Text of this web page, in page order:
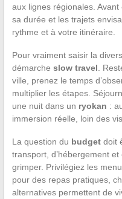
aux lignes régionales. Avant
sa durée et les trajets
rythme et à votre itinéraire.
Pour vraiment saisir la
démarche slow travel .
ville, prenez le temps
multiplier les étapes.
une nuit dans un ryokan :
immersion réelle, loin des
La question du budgetdoit
transport, d’hébergement
grimper. Privilégiez les
pour des repas pratiques,
alternatives permettent de